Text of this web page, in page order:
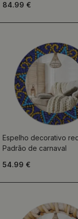
84.99 €
Espelho decorativo
Padrão de carnaval
54.99 €